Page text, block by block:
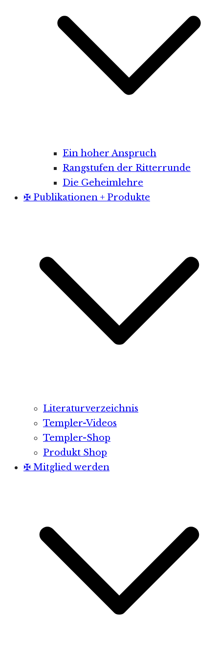
Ein hoher Anspruch
Rangstufen der Ritterrunde
Die Geheimlehre
✠ Publikationen + Produkte
Literaturverzeichnis
Templer-Videos
Templer-Shop
Produkt Shop
✠ Mitglied werden